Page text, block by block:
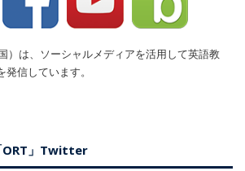
）は、ソーシャルメディアを活用して英語教
信しています。
ORT」Twitter